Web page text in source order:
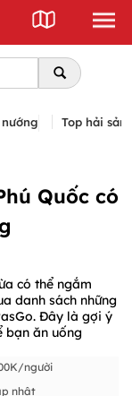
Top hải sản
Quốc có
có thể ngắm
danh sách những
Đây là gợi ý
bạn ăn uống
người
nhật